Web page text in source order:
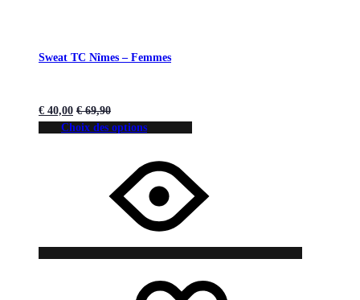
Sweat TC Nîmes – Femmes
€ 40,00 €69,90
Choix des options